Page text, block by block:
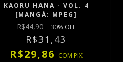
KAORU HANA - VOL. 4
[MANGÁ: MPEG]
R$44,90 30% OFF
R$31,43
R$29,86 COM PIX